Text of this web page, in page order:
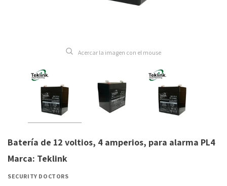
Acercar la imagen con el mouse
Batería de 12 voltios, 4 amperios, para alarma PL4
Marca: Teklink
SECURITY DOCTORS